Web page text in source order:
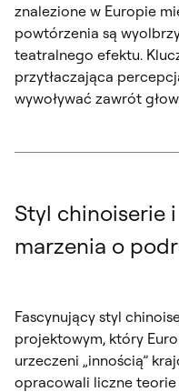
znalezione w Europie
powtórzenia są
teatralnego efektu.
przytłaczająca
wywoływać zawrót
Styl chinoiserie
marzenia o
Fascynujący styl
projektowym, który
urzeczeni „innością”
opracowali liczne